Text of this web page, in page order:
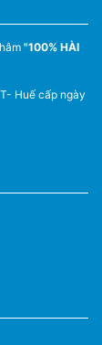
45 Chỗ
"100% HÀI
Huế cấp ngày